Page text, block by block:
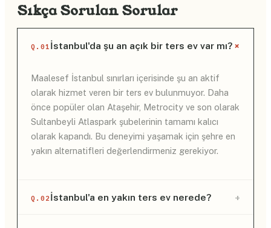
Sıkça Sorulan Sorular
Q.01 İstanbul'da şu an açık bir ters ev var mı?+
Maalesef İstanbul sınırları içerisinde şu an aktif
olarak hizmet veren bir ters ev bulunmuyor. Daha
önce popüler olan Ataşehir, Metrocity ve son olarak
Sultanbeyli Atlaspark şubelerinin tamamı kalıcı
olarak kapandı. Bu deneyimi yaşamak için şehre en
yakın alternatifleri değerlendirmeniz gerekiyor.
Q.02İstanbul'a en yakın ters ev nerede? +